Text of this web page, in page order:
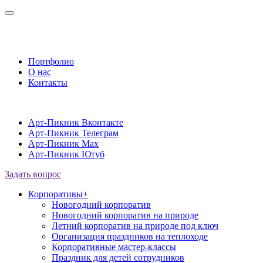
Портфолио
О нас
Контакты
Арт-Пикник Вконтакте
Арт-Пикник Телеграм
Арт-Пикник Max
Арт-Пикник Ютуб
Задать вопрос
Корпоративы+
Новогодний корпоратив
Новогодний корпоратив на природе
Летний корпоратив на природе под ключ
Организация праздников на теплоходе
Корпоративные мастер-классы
Праздник для детей сотрудников